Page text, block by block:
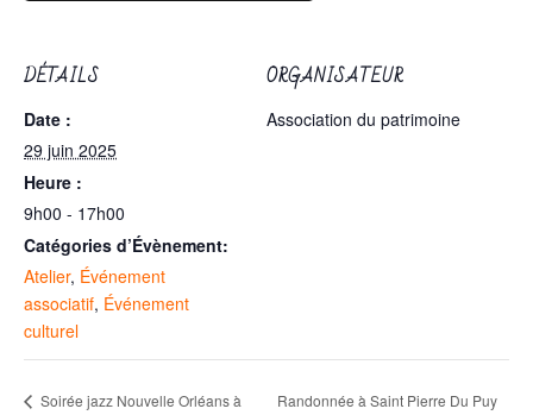
DÉTAILS
Date :
29 juin 2025
Heure :
9h00 - 17h00
Catégories d’Évènement:
Atelier, Événement
associatif, Événement
culturel
ORGANISATEUR
Association du patrimoine
Soirée jazz Nouvelle Orléans à
Randonnée à Saint Pierre Du Puy